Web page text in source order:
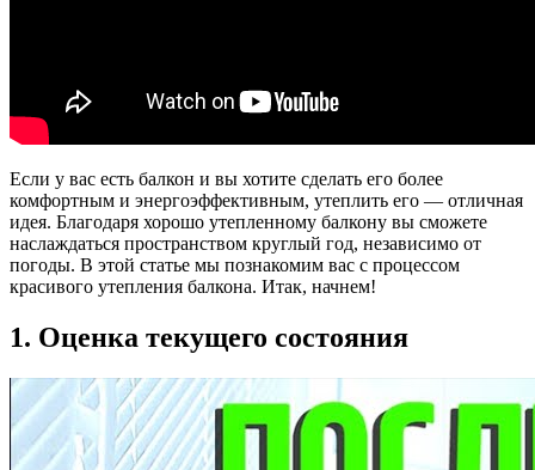
Если у вас есть балкон и вы хотите сделать его более
комфортным и энергоэффективным, утеплить его — отличная
идея. Благодаря хорошо утепленному балкону вы сможете
наслаждаться пространством круглый год, независимо от
погоды. В этой статье мы познакомим вас с процессом
красивого утепления балкона. Итак, начнем!
1. Оценка текущего состояния